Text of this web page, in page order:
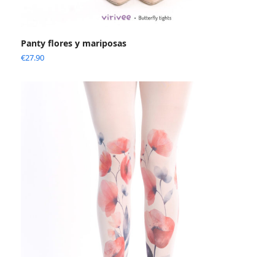
Panty flores y mariposas
€27.90